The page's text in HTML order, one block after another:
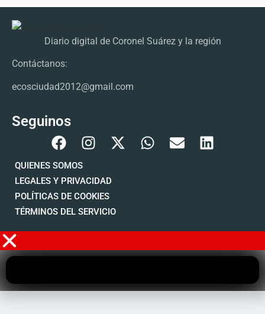
Diario digital de Coronel Suárez y la región
Contáctanos:
ecosciudad2012@gmail.com
Seguinos
QUIENES SOMOS
LEGALES Y PRIVACIDAD
POLÍTICAS DE COOKIES
TÉRMINOS DEL SERVICIO